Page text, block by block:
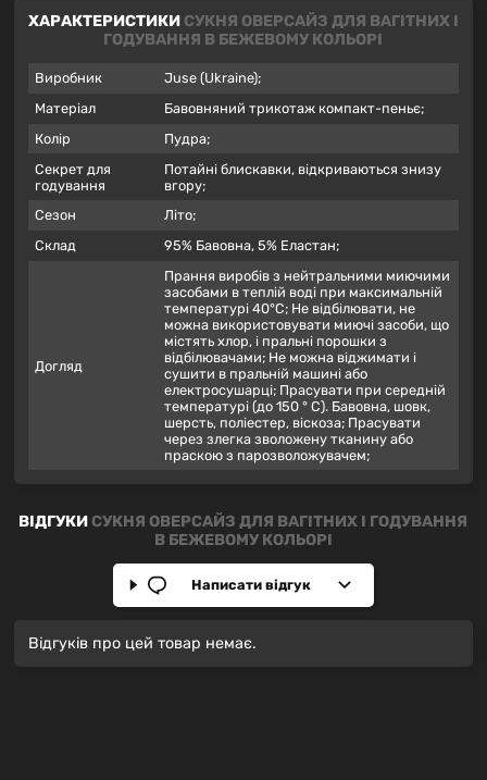
На моделі сарафан розміру XS- S.
ХАРАКТЕРИСТИКИ СУКНЯ ОВЕРСАЙЗ ДЛЯ ВАГІТНИХ І
ГОДУВАННЯ В БЕЖЕВОМУ КОЛЬОРІ
Виробник
Juse (Ukraine);
Матеріал
Бавовняний трикотаж компакт-пеньє;
Колір
Пудра;
Секрет для
годування
Потайні блискавки, відкриваються знизу
вгору;
Сезон
Літо;
Склад
95% Бавовна, 5% Еластан;
Догляд
Прання виробів з нейтральними миючими
засобами в теплій воді при максимальній
температурі 40°С; Не відбілювати, не
можна використовувати миючі засоби, що
містять хлор, і пральні порошки з
відбілювачами; Не можна віджимати і
сушити в пральній машині або
електросушарці; Прасувати при середній
температурі (до 150 ° С). Бавовна, шовк,
шерсть, поліестер, віскоза; Прасувати
через злегка зволожену тканину або
праскою з парозволожувачем;
ВІДГУКИ СУКНЯ ОВЕРСАЙЗ ДЛЯ ВАГІТНИХ І ГОДУВАННЯ
В БЕЖЕВОМУ КОЛЬОРІ
Написати відгук
Відгуків про цей товар немає.